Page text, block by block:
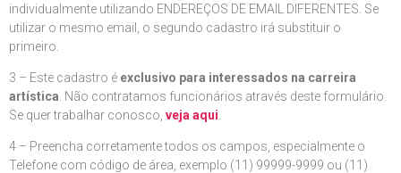
individualmente utilizando ENDEREÇOS DE EMAIL DIFERENTES. Se
utilizar o mesmo email, o segundo cadastro irá substituir o
primeiro.
3 – Este cadastro é exclusivo para interessados na carreira
artística . Não contratamos funcionários através deste formulário.
Se quer trabalhar conosco, veja aqui
4 – Preencha corretamente todos os campos, especialmente o
Telefone com código de área, exemplo (11) 99999-9999 ou (11)